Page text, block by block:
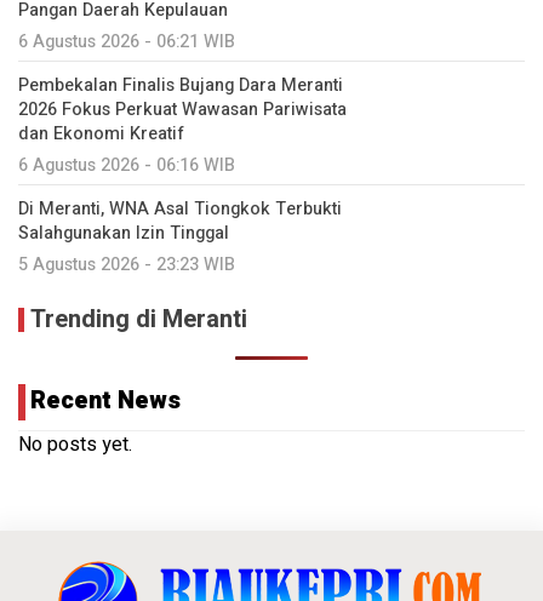
Pangan Daerah Kepulauan
6 Agustus 2026 - 06:21 WIB
Pembekalan Finalis Bujang Dara Meranti
2026 Fokus Perkuat Wawasan Pariwisata
dan Ekonomi Kreatif
6 Agustus 2026 - 06:16 WIB
Di Meranti, WNA Asal Tiongkok Terbukti
Salahgunakan Izin Tinggal
5 Agustus 2026 - 23:23 WIB
Trending di Meranti
Recent News
No posts yet.